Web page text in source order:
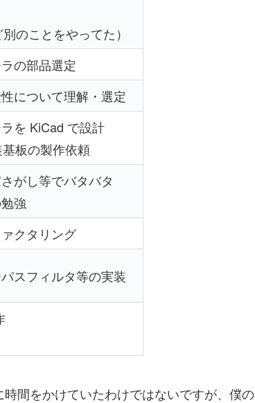
のことをやってた）
の部品選定
について理解・選定
を KiCad で設計
板の製作依頼
がし等でバタバタ
強
クタリング
スフィルタ等の実装
間をかけていたわけではないですが、僕の